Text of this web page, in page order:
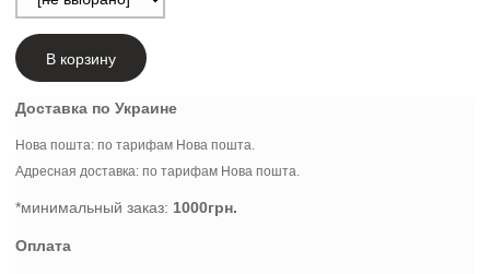
В корзину
Доставка по Украине
Нова пошта: по тарифам Нова пошта.
Адресная доставка: по тарифам Нова пошта.
*минимальный заказ: 1000грн.
Оплата